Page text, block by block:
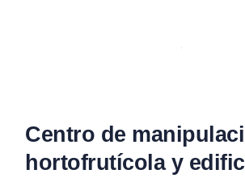
Centro de
hortofrutícola y